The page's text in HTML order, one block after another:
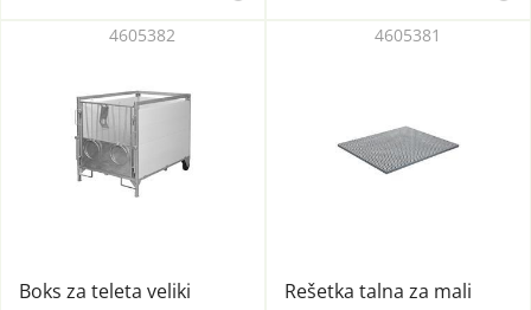
Boks za teleta veliki
4605382
Rešetka talna za mali
4605381